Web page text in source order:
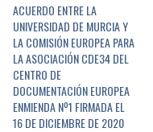
ACUERDO ENTRE LA
UNIVERSIDAD DE MURCIA Y
LA COMISIÓN EUROPEA PARA
LA ASOCIACIÓN CDE34 DEL
CENTRO DE
DOCUMENTACIÓN EUROPEA
ENMIENDA Nº1 FIRMADA EL
16 DE DICIEMBRE DE 2020